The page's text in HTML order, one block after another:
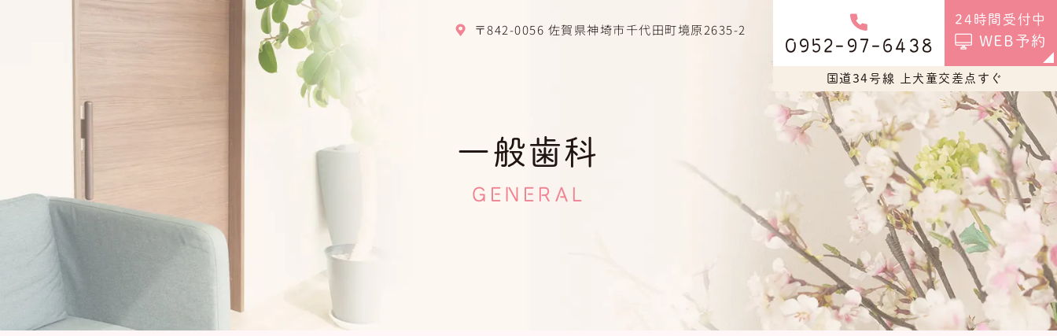
〒842-0056 佐賀県神埼市千代田町境原2635-2
0952-97-6438
24時間受付中
WEB予約
国道34号線 上犬童交差点すぐ
一般歯科
GENERAL